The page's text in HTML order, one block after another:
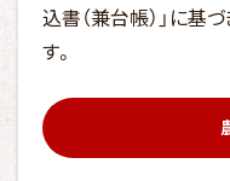
込書（兼台帳）」に基
す。